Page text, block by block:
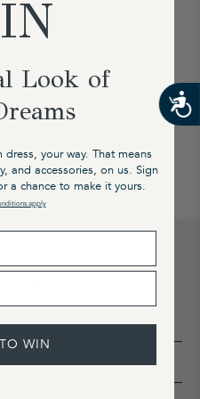
tejidos de lujo.
experimentar nuestro galardonado servicio.
Newsletter
Suscríbete
a
lista
Look of
your way. That means
and accessories, on us. Sign
a chance to make it yours.
apply
WIN